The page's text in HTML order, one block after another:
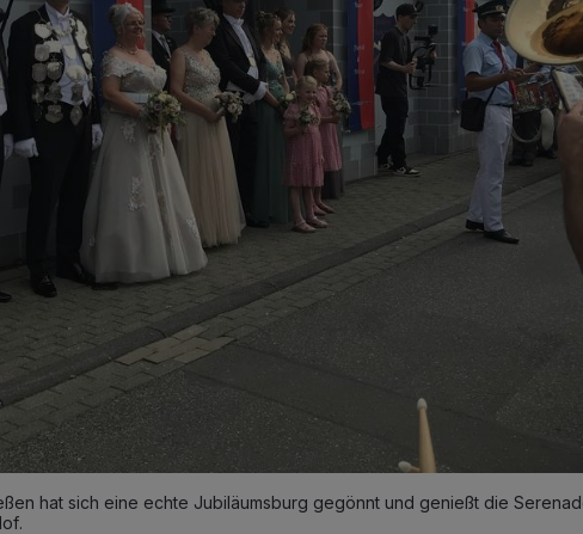
hat sich eine echte Jubiläumsburg gegönnt und genießt die